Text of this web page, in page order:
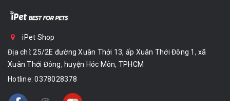
iPet Shop
Địa chỉ: 25/2E đường Xuân Thới 13, ấp Xuân Thới Đông 1, xã
Xuân Thới Đông, huyện Hóc Môn, TPHCM
Hotline:0378028378